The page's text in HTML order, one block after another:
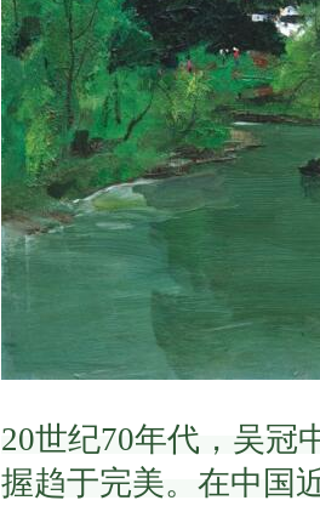
20世纪70年代，吴冠
握趋于完美。 在中国